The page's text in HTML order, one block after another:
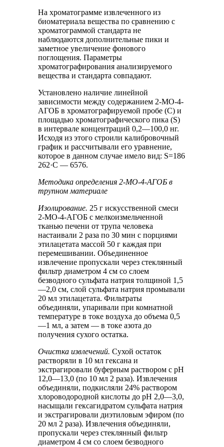
На хроматограмме извлеченного из
биоматериала вещества по сравнению с
хроматограммой стандарта не
наблюдаются дополнительные пики и
заметное увеличение фонового
поглощения. Параметры
хроматографирования анализируемого
вещества и стандарта совпадают.
Установлено наличие линейной
зависимости между содержанием 2-МО-4-
АГОБ в хроматографируемой пробе (C) и
площадью хроматографического пика (S)
в интервале концентраций 0,2—100,0 нг.
Исходя из этого строили калибровочный
график и рассчитывали его уравнение,
которое в данном случае имело вид: S=186
262·C — 6576.
Методика определения 2-МО-4-АГОБ в
трупном материале
Изолирование. 25 г искусственной смеси
2-МО-4-АГОБ с мелкоизмельченной
тканью печени от трупа человека
настаивали 2 раза по 30 мин с порциями
этилацетата массой 50 г каждая при
перемешивании. Объединенное
извлечение пропускали через стеклянный
фильтр диаметром 4 см со слоем
безводного сульфата натрия толщиной 1,5
—2,0 см, слой сульфата натрия промывали
20 мл этилацетата. Фильтраты
объединяли, упаривали при комнатной
температуре в токе воздуха до объема 0,5
—1 мл, а затем — в токе азота до
получения сухого остатка.
Очистка извлечений. Сухой остаток
растворяли в 10 мл гексана и
экстрагировали буферным раствором с pH
12,0—13,0 (по 10 мл 2 раза). Извлечения
объединяли, подкисляли 24% раствором
хлороводородной кислоты до pH 2,0—3,0,
насыщали гексагидратом сульфата натрия
и экстрагировали диэтиловым эфиром (по
20 мл 2 раза). Извлечения объединяли,
пропускали через стеклянный фильтр
диаметром 4 см со слоем безводного